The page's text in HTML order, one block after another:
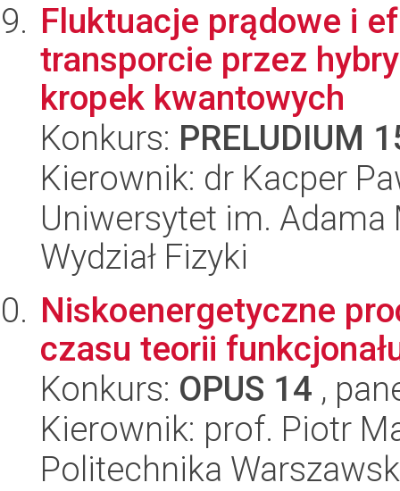
Fluktuacje prądowe i
transporcie przez
kropek kwantowych
Konkurs: PRELUDIUM
Kierownik: dr Kacper
Uniwersytet im.
Wydział Fizyki
Niskoenergetyczne
czasu teorii
Konkurs: OPUS 14 ,
Kierownik: prof. Piotr
Politechnika